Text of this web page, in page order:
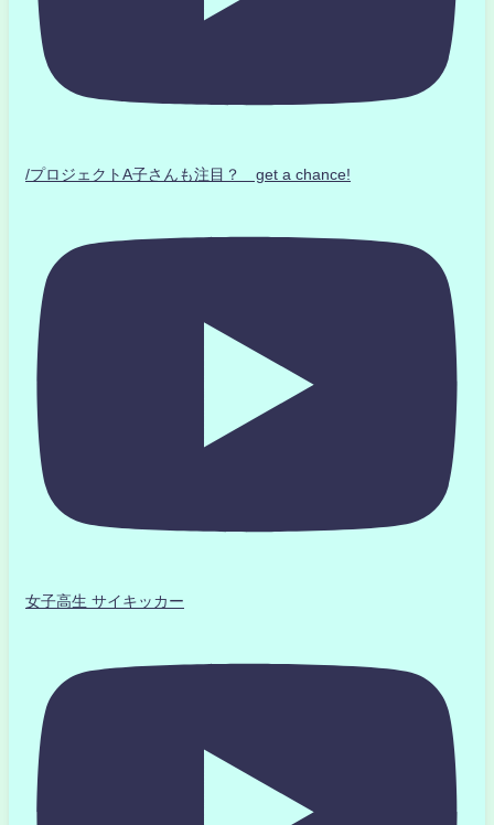
/プロジェクトA子さんも注目？ get a chance!
女子高生 サイキッカー